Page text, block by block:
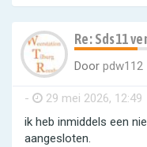
Re: Sds11
Door pdw112
- 29 mei 2026, 12:49
ik heb inmiddels een
aangesloten.